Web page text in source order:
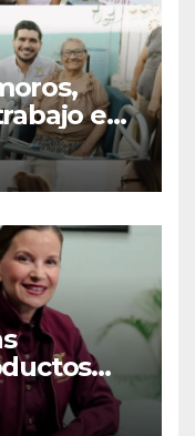
en
“De